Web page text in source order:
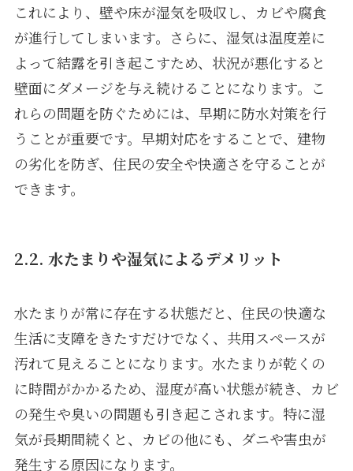
これにより、壁や床が湿気を吸収し、カビや腐食
が進行してしまいます。さらに、湿気は温度差に
よって結露を引き起こすため、状況が悪化すると
壁面にダメージを与え続けることになります。こ
れらの問題を防ぐためには、早期に防水対策を行
うことが重要です。早期対応をすることで、建物
の劣化を防ぎ、住民の安全や快適さを守ることが
できます。
2.2. 水たまりや湿気によるデメリット
水たまりが常に存在する状態だと、住民の快適な
生活に支障をきたすだけでなく、共用スペースが
汚れて見えることになります。水たまりが乾くの
に時間がかかるため、湿度が高い状態が続き、カビ
の発生や臭いの問題も引き起こされます。特に湿
気が長期間続くと、カビの他にも、ダニや害虫が
発生する原因になります。